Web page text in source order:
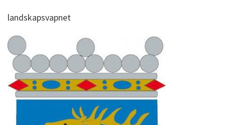
landskapsvapnet